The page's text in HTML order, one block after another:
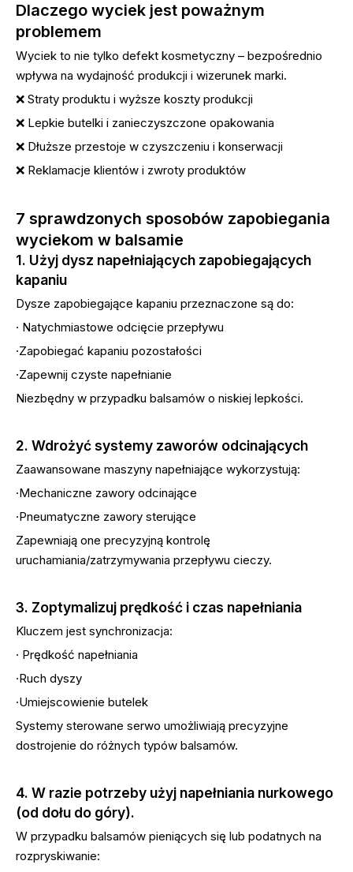
Dlaczego wyciek jest poważnym
problemem
Wyciek to nie tylko defekt kosmetyczny – bezpośrednio
wpływa na wydajność produkcji i wizerunek marki.
❌ Straty produktu i wyższe koszty produkcji
❌ Lepkie butelki i zanieczyszczone opakowania
❌ Dłuższe przestoje w czyszczeniu i konserwacji
❌ Reklamacje klientów i zwroty produktów
7 sprawdzonych sposobów zapobiegania
wyciekom w balsamie
1. Użyj dysz napełniających zapobiegających
kapaniu
Dysze zapobiegające kapaniu przeznaczone są do:
· Natychmiastowe odcięcie przepływu
·Zapobiegać kapaniu pozostałości
·Zapewnij czyste napełnianie
Niezbędny w przypadku balsamów o niskiej lepkości.
2. Wdrożyć systemy zaworów odcinających
Zaawansowane maszyny napełniające wykorzystują:
·Mechaniczne zawory odcinające
·Pneumatyczne zawory sterujące
Zapewniają one precyzyjną kontrolę
uruchamiania/zatrzymywania przepływu cieczy.
3. Zoptymalizuj prędkość i czas napełniania
Kluczem jest synchronizacja:
· Prędkość napełniania
·Ruch dyszy
·Umiejscowienie butelek
Systemy sterowane serwo umożliwiają precyzyjne
dostrojenie do różnych typów balsamów.
4. W razie potrzeby użyj napełniania nurkowego
(od dołu do góry).
W przypadku balsamów pieniących się lub podatnych na
rozpryskiwanie: